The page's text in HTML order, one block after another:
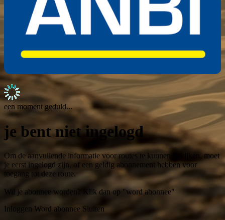
een moment geduld...
je bent niet ingelogd
Om de aanvullende informatie voor routes te kunnen bekijken, moet
je eerst ingelogd zijn, of een geldig abonnement hebben voor
toegang tot deze route.
Wil je abonnee worden? Klik dan op "word abonnee"
Inloggen Word abonnee Sluiten